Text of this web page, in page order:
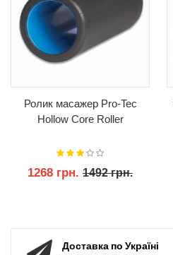
Ролик масажер Pro-Tec
Hollow Core Roller
1268 грн. 1492 грн.
Доставка по Україні